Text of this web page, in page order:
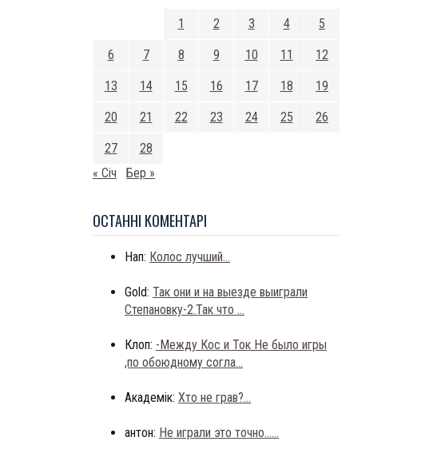
1 2 3 4 5
6 7 8 9 10 11 12
13 14 15 16 17 18 19
20 21 22 23 24 25 26
27
28
« Січ
Бер »
ОСТАННI КОМЕНТАРI
Нап: Колос лучший...
Gold: Так они и на выезде выиграли
Степановку-2.Так что ...
Клоп: -Между Кос и Ток Не было игры
,по обоюдному согла...
Академік: Хто не грав?...
антон: Не играли это точно......